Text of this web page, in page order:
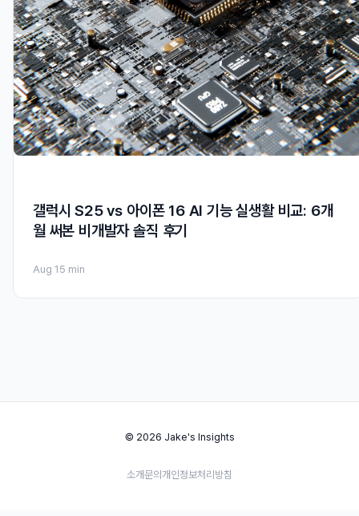
갤럭시 S25 vs 아이폰 16 AI 기능 실생활 비교: 6개
월 써본 비개발자 솔직 후기
Aug 1 5 min
© 2026 Jake's Insights
소개문의개인정보처리방침